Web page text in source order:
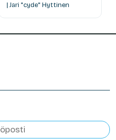
| Jari "cyde" Hyttinen